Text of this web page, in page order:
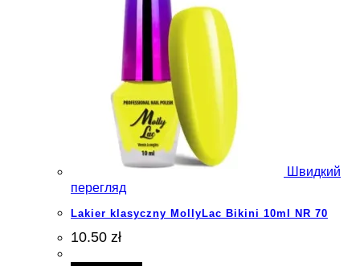
Швидкий
перегляд
Lakier klasyczny MollyLac Bikini 10ml NR 70
10.50 zł